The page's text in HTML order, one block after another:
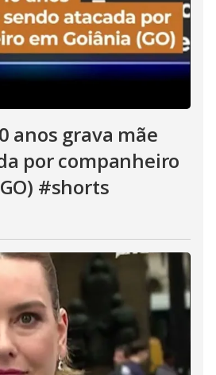
anos grava mãe
por companheiro
#shorts